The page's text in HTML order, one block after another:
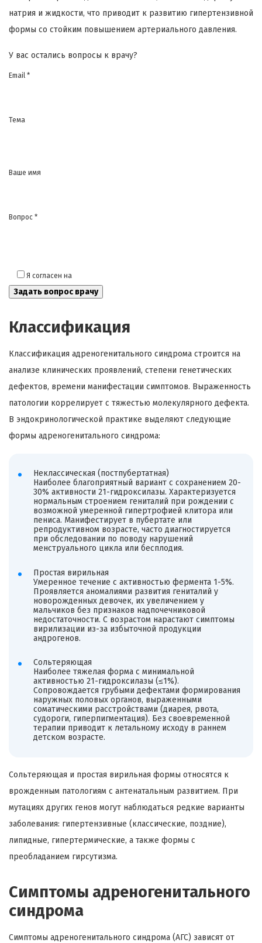
натрия и жидкости, что приводит к развитию гипертензивной
формы со стойким повышением артериального давления.
У вас остались вопросы к врачу?
Email *
Тема
Ваше имя
Вопрос *
Я согласен на
Классификация
Классификация адреногенитального синдрома строится на
анализе клинических проявлений, степени генетических
дефектов, времени манифестации симптомов. Выраженность
патологии коррелирует с тяжестью молекулярного дефекта.
В эндокринологической практике выделяют следующие
формы адреногенитального синдрома:
Неклассическая (постпубертатная)
Наиболее благоприятный вариант с сохранением 20-
30% активности 21-гидроксилазы. Характеризуется
нормальным строением гениталий при рождении с
возможной умеренной гипертрофией клитора или
пениса. Манифестирует в пубертате или
репродуктивном возрасте, часто диагностируется
при обследовании по поводу нарушений
менструального цикла или бесплодия.
Простая вирильная
Умеренное течение с активностью фермента 1-5%.
Проявляется аномалиями развития гениталий у
новорожденных девочек, их увеличением у
мальчиков без признаков надпочечниковой
недостаточности. С возрастом нарастают симптомы
вирилизации из-за избыточной продукции
андрогенов.
Сольтеряющая
Наиболее тяжелая форма с минимальной
активностью 21-гидроксилазы (≤1%).
Сопровождается грубыми дефектами формирования
наружных половых органов, выраженными
соматическими расстройствами (диарея, рвота,
судороги, гиперпигментация). Без своевременной
терапии приводит к летальному исходу в раннем
детском возрасте.
Сольтеряющая и простая вирильная формы относятся к
врожденным патологиям с антенатальным развитием. При
мутациях других генов могут наблюдаться редкие варианты
заболевания: гипертензивные (классические, поздние),
липидные, гипертермические, а также формы с
преобладанием гирсутизма.
Симптомы адреногенитального
синдрома
Симптомы адреногенитального синдрома (АГС) зависят от